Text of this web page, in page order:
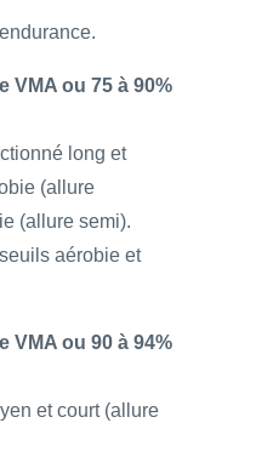
VMA ou 75 à 90%
long et
(allure
(allure semi).
aérobie et
VMA ou 90 à 94%
et court (allure